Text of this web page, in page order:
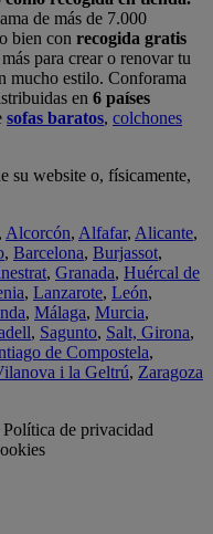
de más de 7.000
bien con recogida gratis
para crear o renovar tu
mucho estilo. Conforama
en 6 países
sofas baratos, colchones
su website o, físicamente,
, Alcorcón, Alfafar, Alicante,
, Barcelona, Burjassot,
, Granada, Huércal de
, Lanzarote, León,
, Málaga, Murcia,
, Sagunto, Salt, Girona,
de Compostela,
i la Geltrú, Zaragoza
Política de privacidad